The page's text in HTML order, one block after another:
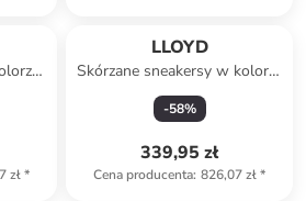
zł*
LLOYD
Skórzane sneakersy w kolorze
czarnym
-58%
339,95 zł
Cena producenta: 826,07 zł*